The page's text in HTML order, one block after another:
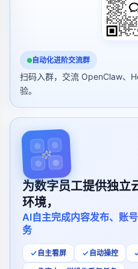
自动化进阶交流群
扫码入群，交流 OpenClaw、
验。
为数字员工提供独立
环境，
AI自主完成内容发布、账
务
自主看屏 自动操控